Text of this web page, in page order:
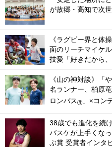
が故郷・高知で次
《ラグビー界と体
面のリーチマイケ
技愛「好きだから、
《山の神対談》「
名ランナー、柏原
ロンパス® 」×コン
38歳でも進化を続
バスケが上手くな
ぶ賞 受賞者インタ